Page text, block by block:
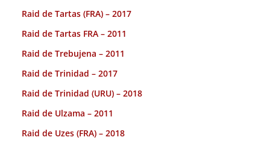
Raid de Tartas (FRA) – 2017
Raid de Tartas FRA – 2011
Raid de Trebujena – 2011
Raid de Trinidad – 2017
Raid de Trinidad (URU) – 2018
Raid de Ulzama – 2011
Raid de Uzes (FRA) – 2018